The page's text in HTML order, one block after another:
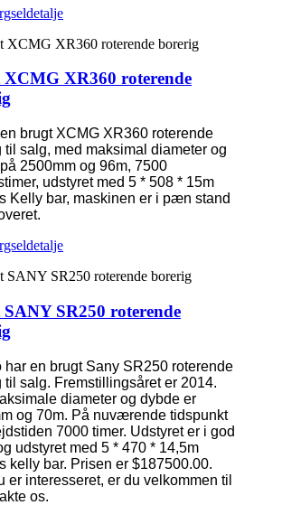
detalje
XR360 roterende
brugt XCMG XR360 roterende
til salg, med maksimal diameter og
2500mm og 96m, 7500
udstyret med 5 * 508 * 15m
Kelly bar, maskinen er i pæn stand
detalje
SR250 roterende
har en brugt Sany SR250 roterende
til salg. Fremstillingsåret er 2014.
diameter og dybde er
og 70m. På nuværende tidspunkt
7000 timer. Udstyret er i god
udstyret med 5 * 470 * 14,5m
kelly bar. Prisen er $187500.00.
er interesseret, er du velkommen til
os.